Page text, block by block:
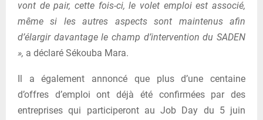
vont de pair, cette fois-ci, le volet emploi est associé,
même si les autres aspects sont maintenus afin
d’élargir davantage le champ d’intervention du SADEN
», a déclaré Sékouba Mara.
Il a également annoncé que plus d’une centaine
d’offres d’emploi ont déjà été confirmées par des
entreprises qui participeront au Job Day du 5 juin